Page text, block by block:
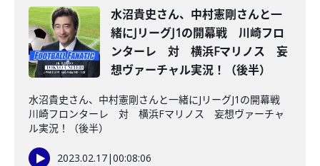
水沼貴史さん、中村憲剛さんと一
緒にJリーグJ1の開幕戦 川崎フロ
ンターレ 対 横浜Fマリノス 妄
想ヴァーチャル実況！（後半）
水沼貴史さん、中村憲剛さんと一緒にJリーグJ1の開幕戦
川崎フロンターレ 対 横浜Fマリノス 妄想ヴァーチャ
ル実況！（後半）
2023.02.17|00:08:06